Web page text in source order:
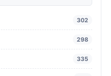
302
298
335